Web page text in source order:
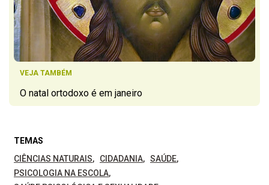
VEJA TAMBÉM
O natal ortodoxo é em janeiro
TEMAS
CIÊNCIAS NATURAIS
CIDADANIA
SAÚDE
PSICOLOGIA NA ESCOLA